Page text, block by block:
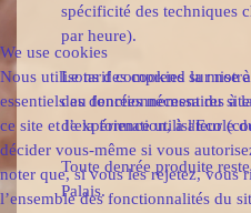
spécificité des techniques
par heure).
Le tarif comprend la mise
des denrées nécessaires à
de la formation, à l'Ecole
Toute denrée produite
Palais.
We use cookies
Nous utilisons des cookies sur
essentiels au fonctionnement du
ce site et l’expérience utilisateur
décider vous-même si vous
noter que, si vous les rejetez, vous
l’ensemble des fonctionnalités du